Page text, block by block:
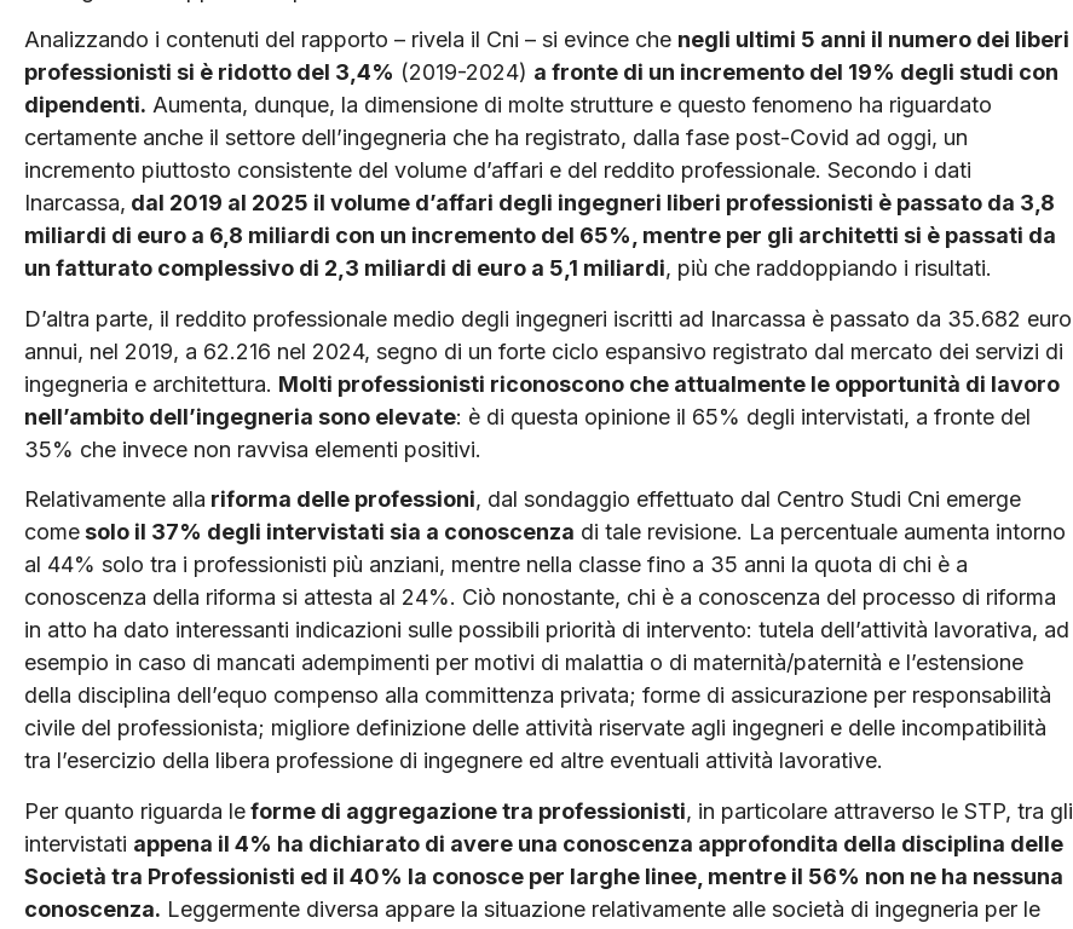
Analizzando i contenuti del rapporto – rivela il Cni – si evince che negli ultimi 5 anni il numero dei liberi
professionisti si è ridotto del 3,4% (2019-2024) a fronte di un incremento del 19% degli studi con
dipendenti. Aumenta, dunque, la dimensione di molte strutture e questo fenomeno ha riguardato
certamente anche il settore dell’ingegneria che ha registrato, dalla fase post-Covid ad oggi, un
incremento piuttosto consistente del volume d’affari e del reddito professionale. Secondo i dati
Inarcassa, dal 2019 al 2025 il volume d’affari degli ingegneri liberi professionisti è passato da 3,8
miliardi di euro a 6,8 miliardi con un incremento del 65%, mentre per gli architetti si è passati da
un fatturato complessivo di 2,3 miliardi di euro a 5,1 miliardi, più che raddoppiando i risultati.
D’altra parte, il reddito professionale medio degli ingegneri iscritti ad Inarcassa è passato da 35.682 euro
annui, nel 2019, a 62.216 nel 2024, segno di un forte ciclo espansivo registrato dal mercato dei servizi di
ingegneria e architettura. Molti professionisti riconoscono che attualmente le opportunità di lavoro
nell’ambito dell’ingegneria sono elevate: è di questa opinione il 65% degli intervistati, a fronte del
35% che invece non ravvisa elementi positivi.
Relativamente alla riforma delle professioni, dal sondaggio effettuato dal Centro Studi Cni emerge
come solo il 37% degli intervistati sia a conoscenza di tale revisione. La percentuale aumenta intorno
al 44% solo tra i professionisti più anziani, mentre nella classe fino a 35 anni la quota di chi è a
conoscenza della riforma si attesta al 24%. Ciò nonostante, chi è a conoscenza del processo di riforma
in atto ha dato interessanti indicazioni sulle possibili priorità di intervento: tutela dell’attività lavorativa, ad
esempio in caso di mancati adempimenti per motivi di malattia o di maternità/paternità e l’estensione
della disciplina dell’equo compenso alla committenza privata; forme di assicurazione per responsabilità
civile del professionista; migliore definizione delle attività riservate agli ingegneri e delle incompatibilità
tra l’esercizio della libera professione di ingegnere ed altre eventuali attività lavorative.
Per quanto riguarda leforme di aggregazione tra professionisti, in particolare attraverso le STP, tra gli
intervistati appena il 4% ha dichiarato di avere una conoscenza approfondita della disciplina delle
Società tra Professionisti ed il 40% la conosce per larghe linee, mentre il 56% non ne ha nessuna
conoscenza. Leggermente diversa appare la situazione relativamente alle società di ingegneria per le